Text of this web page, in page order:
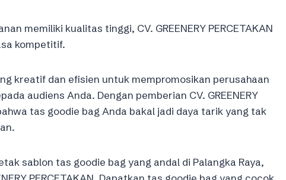
memiliki kualitas tinggi, CV. GREENERY PERCETAKAN
kompetitif.
kreatif dan efisien untuk mempromosikan perusahaan
audiens Anda. Dengan pemberian CV. GREENERY
tas goodie bag Anda bakal jadi daya tarik yang tak
sablon tas goodie bag yang andal di Palangka Raya,